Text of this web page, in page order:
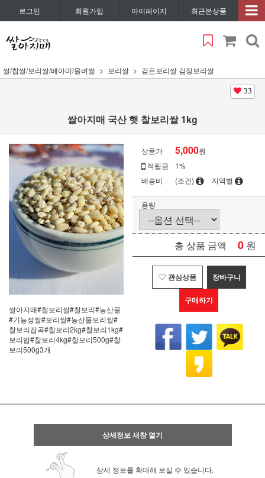
로그인 회원가입 마이페이지 최근본상품
쌀/찹쌀/보리쌀/배아미/올벼쌀 보리쌀 검은보리쌀 검정보리쌀
33
쌀아지매 국산 햇 찰보리쌀 1kg
쌀아지매#찰보리쌀#찰보리#농산물
#기능성쌀#보리쌀#농산물보리쌀#
찰보리잡곡#찰보리2kg#찰보리1kg#
보리밥#찰보리4kg#찰모리500g#찰
보리500g3개
상품가 5,000원
적립금
1%
배송비
(조건) 지역별
용량
총 상품 금액 0 원
관심상품 장바구니
구매하기
상세정보 새창 열기
상세 정보를 확대해 보실 수 있습니다.